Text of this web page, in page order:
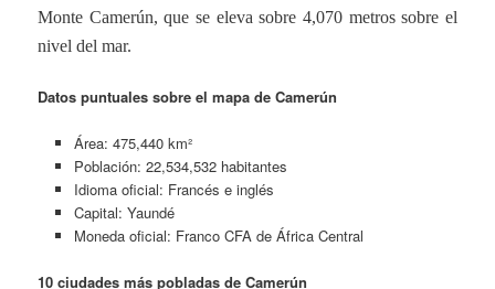
Monte Camerún, que se eleva sobre 4,070 metros sobre el
nivel del mar.
Datos puntuales sobre el mapa de Camerún
Área: 475,440 km²
Población: 22,534,532 habitantes
Idioma oficial: Francés e inglés
Capital: Yaundé
Moneda oficial: Franco CFA de África Central
10 ciudades más pobladas de Camerún